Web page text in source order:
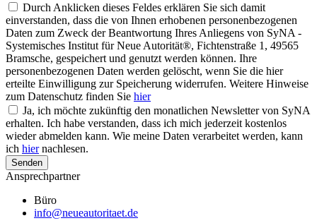
Durch Anklicken dieses Feldes erklären Sie sich damit
einverstanden, dass die von Ihnen erhobenen personenbezogenen
Daten zum Zweck der Beantwortung Ihres Anliegens von SyNA -
Systemisches Institut für Neue Autorität®, Fichtenstraße 1, 49565
Bramsche, gespeichert und genutzt werden können. Ihre
personenbezogenen Daten werden gelöscht, wenn Sie die hier
erteilte Einwilligung zur Speicherung widerrufen. Weitere Hinweise
zum Datenschutz finden Sie hier
Ja, ich möchte zukünftig den monatlichen Newsletter von SyNA
erhalten. Ich habe verstanden, dass ich mich jederzeit kostenlos
wieder abmelden kann. Wie meine Daten verarbeitet werden, kann
ich hiernachlesen.
Senden
Ansprechpartner
Büro
info@neueautoritaet.de